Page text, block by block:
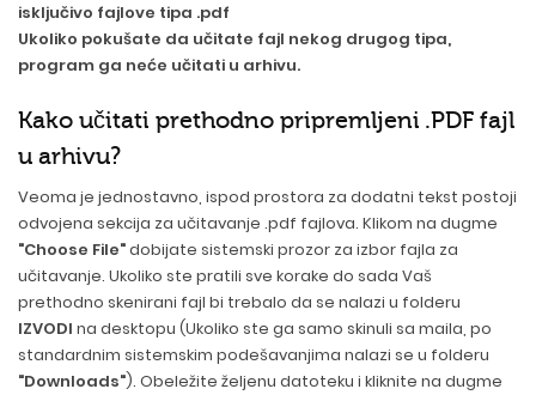
isključivo fajlove tipa .pdf
Ukoliko pokušate da učitate fajl nekog drugog tipa,
program ga neće učitati u arhivu.
Kako učitati prethodno pripremljeni .PDF fajl
u arhivu?
Veoma je jednostavno, ispod prostora za dodatni tekst postoji
odvojena sekcija za učitavanje .pdf fajlova. Klikom na dugme
"Choose File"dobijate sistemski prozor za izbor fajla za
učitavanje. Ukoliko ste pratili sve korake do sada Vaš
prethodno skenirani fajl bi trebalo da se nalazi u folderu
IZVODI na desktopu (Ukoliko ste ga samo skinuli sa maila, po
standardnim sistemskim podešavanjima nalazi se u folderu
"Downloads"). Obeležite željenu datoteku i kliknite na dugme